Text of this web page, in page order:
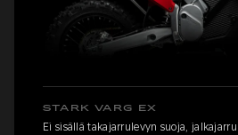
STARK VARG EX
Ei sisällä takajarrulevyn suoja,